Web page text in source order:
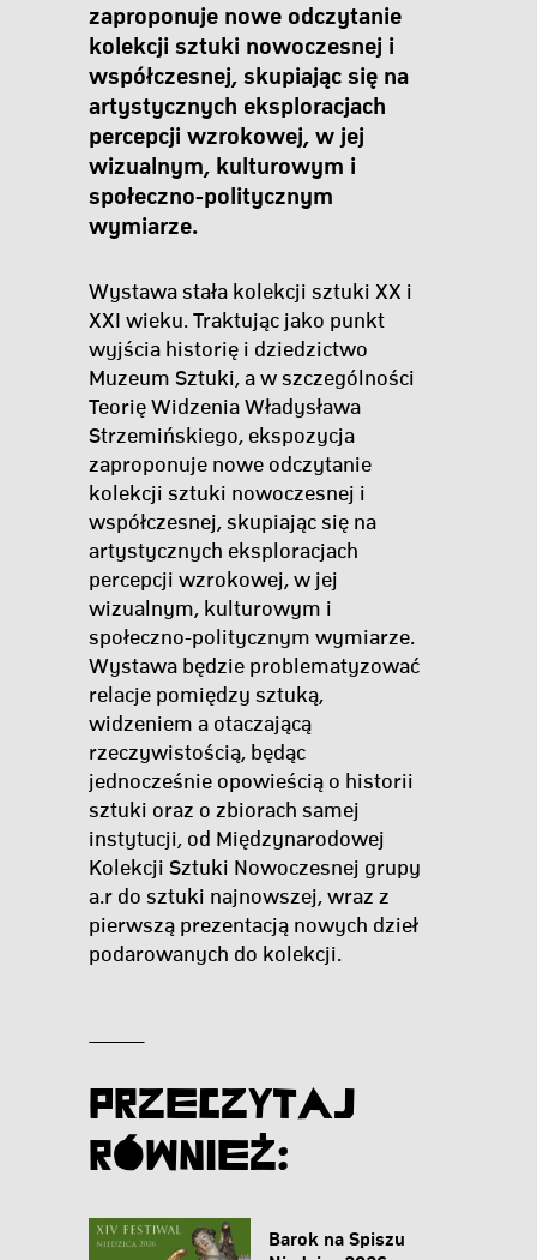
zaproponuje nowe odczytanie
kolekcji sztuki nowoczesnej i
współczesnej, skupiając się na
artystycznych eksploracjach
percepcji wzrokowej, w jej
wizualnym, kulturowym i
społeczno-politycznym
wymiarze.
Wystawa stała kolekcji sztuki XX i
XXI wieku. Traktując jako punkt
wyjścia historię i dziedzictwo
Muzeum Sztuki, a w szczególności
Teorię Widzenia Władysława
Strzemińskiego, ekspozycja
zaproponuje nowe odczytanie
kolekcji sztuki nowoczesnej i
współczesnej, skupiając się na
artystycznych eksploracjach
percepcji wzrokowej, w jej
wizualnym, kulturowym i
społeczno-politycznym wymiarze.
Wystawa będzie problematyzować
relacje pomiędzy sztuką,
widzeniem a otaczającą
rzeczywistością, będąc
jednocześnie opowieścią o historii
sztuki oraz o zbiorach samej
instytucji, od Międzynarodowej
Kolekcji Sztuki Nowoczesnej grupy
a.r do sztuki najnowszej, wraz z
pierwszą prezentacją nowych dzieł
podarowanych do kolekcji.
Przeczytaj
Również:
Barok na Spiszu